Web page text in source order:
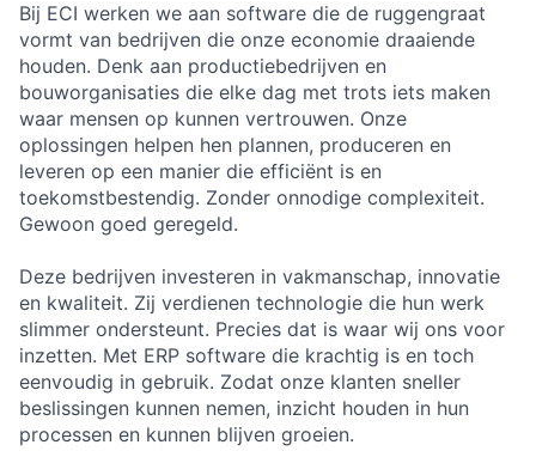
Bij ECI werken we aan software die de ruggengraat
vormt van bedrijven die onze economie draaiende
houden. Denk aan productiebedrijven en
bouworganisaties die elke dag met trots iets maken
waar mensen op kunnen vertrouwen. Onze
oplossingen helpen hen plannen, produceren en
leveren op een manier die efficiënt is en
toekomstbestendig. Zonder onnodige complexiteit.
Gewoon goed geregeld.
Deze bedrijven investeren in vakmanschap, innovatie
en kwaliteit. Zij verdienen technologie die hun werk
slimmer ondersteunt. Precies dat is waar wij ons voor
inzetten. Met ERP software die krachtig is en toch
eenvoudig in gebruik. Zodat onze klanten sneller
beslissingen kunnen nemen, inzicht houden in hun
processen en kunnen blijven groeien.